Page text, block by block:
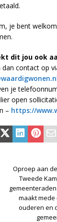
je bent
dit jou ook
dan contact op
je
open
– https://
Oproep aan
Tweede
maakt
ouderen en